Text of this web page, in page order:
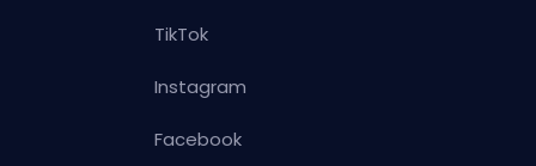
TikTok
Instagram
Facebook